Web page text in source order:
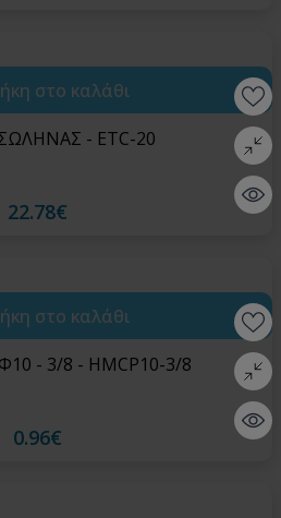
Quick
στο καλάθι
ΚΟΦΤΗΣ ΣΩΛΗΝΑΣ - ETC-20
22.78€
Quick
στο καλάθι
- 3/8 - HMCP10-3/8
0.96€